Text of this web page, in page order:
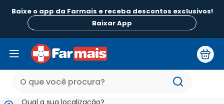
Baixe o app da Farmais e receba descontos exclusivos!
Baixar App